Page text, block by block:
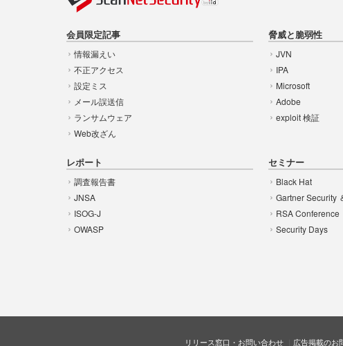
会員限定記事
情報漏えい
不正アクセス
設定ミス
メール誤送信
ランサムウェア
Web改ざん
脅威と脆弱性
JVN
IPA
Microsoft
Adobe
exploit 検証
レポート
調査報告書
JNSA
ISOG-J
OWASP
セミナー
Black Hat
Gartner Security
RSA Conference
Security Days
リリース窓口・お問い合わせ 広告掲載のお